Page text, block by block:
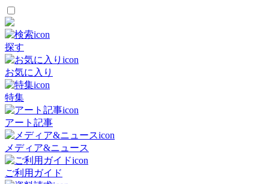
探す
お気に入り
特集
アート記事
メディア&ニュース
ご利用ガイド